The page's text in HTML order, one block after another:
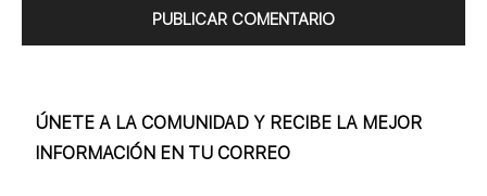
ÚNETE A LA COMUNIDAD Y RECIBE LA MEJOR
INFORMACIÓN EN TU CORREO